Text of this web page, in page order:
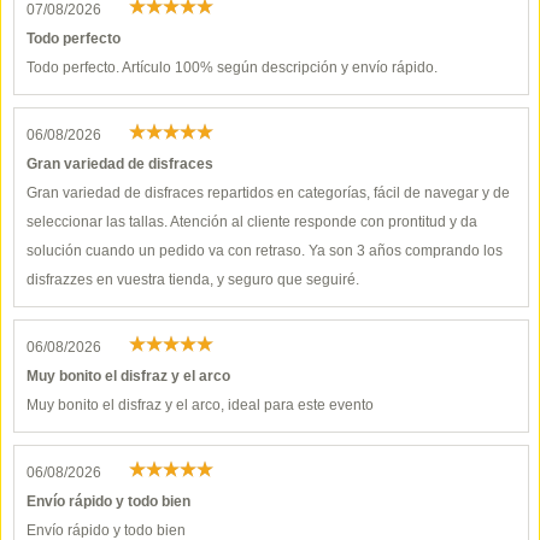
07/08/2026
Todo perfecto
Todo perfecto. Artículo 100% según descripción y envío rápido.
06/08/2026
Gran variedad de disfraces
Gran variedad de disfraces repartidos en categorías, fácil de navegar y de
seleccionar las tallas. Atención al cliente responde con prontitud y da
solución cuando un pedido va con retraso. Ya son 3 años comprando los
disfrazzes en vuestra tienda, y seguro que seguiré.
06/08/2026
Muy bonito el disfraz y el arco
Muy bonito el disfraz y el arco, ideal para este evento
06/08/2026
Envío rápido y todo bien
Envío rápido y todo bien